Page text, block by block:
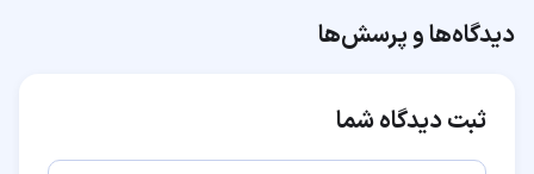
دیدگاه‌ها و پرسش‌ها
ثبت دیدگاه شما